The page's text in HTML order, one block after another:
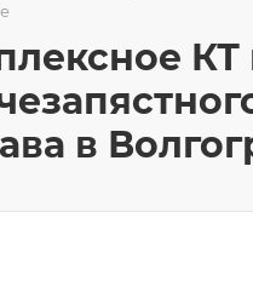
КТ
в